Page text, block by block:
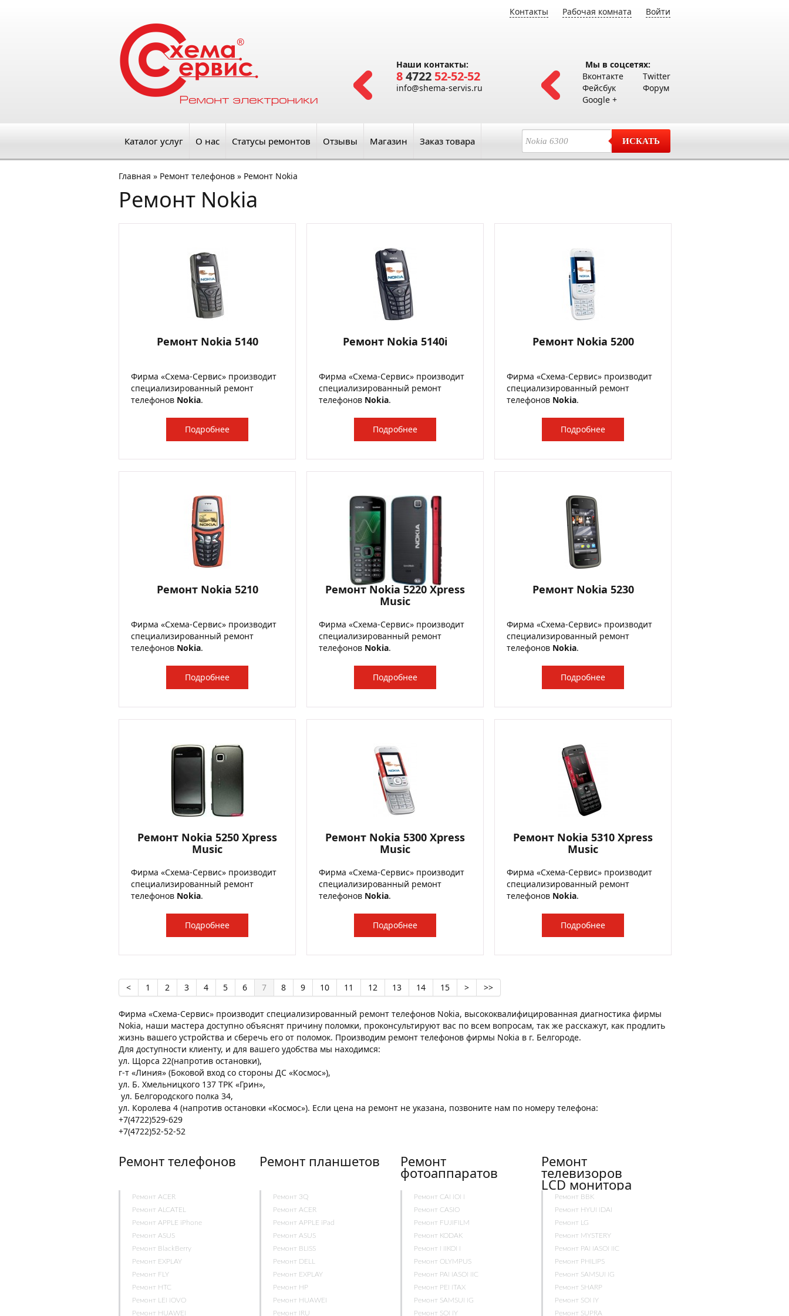
Контакты Рабочая комната Войти
Наши контакты:
84722 52-52-52
info@shema-servis.ru
Мы в соцсетях:
Вконтакте
Фейсбук
Google +
Twitter
Форум
Каталог услуг О нас Статусы ремонтов Отзывы Магазин Заказ товара ИСКАТЬ
Главная » Ремонт телефонов » Ремонт Nokia
Ремонт Nokia
Ремонт Nokia 5140
Фирма «Схема-Сервис» производит
специализированный ремонт
телефонов Nokia.
Подробнее
Ремонт Nokia 5140i
Фирма «Схема-Сервис» производит
специализированный ремонт
телефонов Nokia.
Подробнее
Ремонт Nokia 5200
Фирма «Схема-Сервис» производит
специализированный ремонт
телефонов Nokia.
Подробнее
Ремонт Nokia 5210
Фирма «Схема-Сервис» производит
специализированный ремонт
телефонов Nokia.
Подробнее
Ремонт Nokia 5220 Xpress
Music
Фирма «Схема-Сервис» производит
специализированный ремонт
телефонов Nokia.
Подробнее
Ремонт Nokia 5230
Фирма «Схема-Сервис» производит
специализированный ремонт
телефонов Nokia.
Подробнее
Ремонт Nokia 5250 Xpress
Music
Фирма «Схема-Сервис» производит
специализированный ремонт
телефонов Nokia.
Подробнее
Ремонт Nokia 5300 Xpress
Music
Фирма «Схема-Сервис» производит
специализированный ремонт
телефонов Nokia.
Подробнее
Ремонт Nokia 5310 Xpress
Music
Фирма «Схема-Сервис» производит
специализированный ремонт
телефонов Nokia.
Подробнее
< 1 2 3 4 5 6 7 8 9 10 11 12 13 14 15 > >>
Фирма «Схема-Сервис» производит специализированный ремонт телефонов Nokia, высококвалифицированная диагностика фирмы
Nokia, наши мастера доступно объяснят причину поломки, проконсультируют вас по всем вопросам, так же расскажут, как продлить
жизнь вашего устройства и сберечь его от поломок. Производим ремонт телефонов фирмы Nokia в г. Белгороде.
Для доступности клиенту, и для вашего удобства мы находимся:
ул. Щорса 22(напротив остановки),
г-т «Линия» (Боковой вход со стороны ДС «Космос»),
ул. Б. Хмельницкого 137 ТРК «Грин»,
ул. Белгородского полка 34,
ул. Королева 4 (напротив остановки «Космос»). Если цена на ремонт не указана, позвоните нам по номеру телефона:
+7(4722)529-629
+7(4722)52-52-52
Ремонт телефонов
Ремонт ACER
Ремонт ALCATEL
Ремонт APPLE iPhone
Ремонт ASUS
Ремонт BlackBerry
Ремонт EXPLAY
Ремонт FLY
Ремонт HTC
Ремонт LENOVO
Ремонт HUAWEI
Ремонт планшетов
Ремонт 3Q
Ремонт ACER
Ремонт APPLE iPad
Ремонт ASUS
Ремонт BLISS
Ремонт DELL
Ремонт EXPLAY
Ремонт HP
Ремонт HUAWEI
Ремонт IRU
Ремонт
фотоаппаратов
Ремонт CANON
Ремонт CASIO
Ремонт FUJIFILM
Ремонт KODAK
Ремонт NIKON
Ремонт OLYMPUS
Ремонт PANASONIC
Ремонт PENTAX
Ремонт SAMSUNG
Ремонт SONY
Ремонт
телевизоров
LCD монитора
Ремонт BBK
Ремонт HYUNDAI
Ремонт LG
Ремонт MYSTERY
Ремонт PANASONIC
Ремонт PHILIPS
Ремонт SAMSUNG
Ремонт SHARP
Ремонт SONY
Ремонт SUPRA